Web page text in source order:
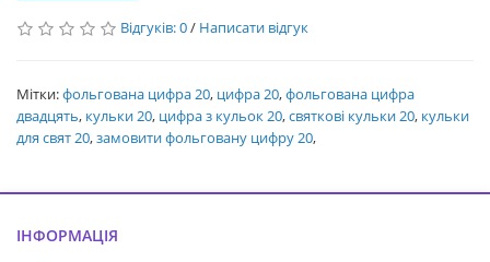
Відгуків: 0/ Написати відгук
Мітки:фольгована цифра 20, цифра 20,фольгована цифра
двадцять, кульки 20, цифра з кульок 20,святкові кульки 20, кульки
для свят 20,замовити фольговану цифру 20,
ІНФОРМАЦІЯ